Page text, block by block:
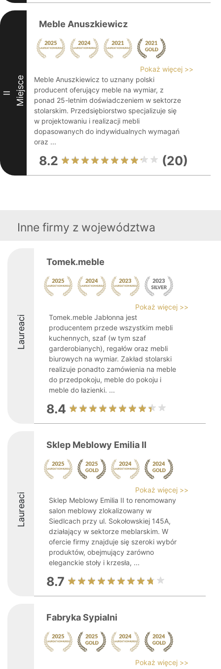
II Miejsce
Meble Anuszkiewicz
Pokaż więcej >>
Meble Anuszkiewicz to uznany polski
producent oferujący meble na wymiar, z
ponad 25-letnim doświadczeniem w sektorze
stolarskim. Przedsiębiorstwo specjalizuje się
w projektowaniu i realizacji mebli
dopasowanych do indywidualnych wymagań
oraz ...
8.2 (20)
Inne firmy z województwa
Laureaci
Tomek.meble
Pokaż więcej >>
Tomek.meble Jabłonna jest
producentem przede wszystkim mebli
kuchennych, szaf (w tym szaf
garderobianych), regałów oraz mebli
biurowych na wymiar. Zakład stolarski
realizuje ponadto zamówienia na meble
do przedpokoju, meble do pokoju i
meble do łazienki. ...
8.4
Laureaci
Sklep Meblowy Emilia II
Pokaż więcej >>
Sklep Meblowy Emilia II to renomowany
salon meblowy zlokalizowany w
Siedlcach przy ul. Sokołowskiej 145A,
działający w sektorze meblarskim. W
ofercie firmy znajduje się szeroki wybór
produktów, obejmujący zarówno
eleganckie stoły i krzesła, ...
8.7
Fabryka Sypialni
Pokaż więcej >>